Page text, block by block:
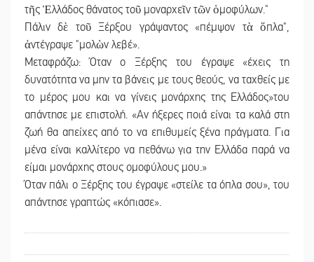
τῆς Ἑλλάδος θάνατος τοῦ μοναρχεῖν τῶν ὁμοφύλων."
Πάλιν δὲ τοῦ Ξέρξου γράψαντος «πέμψον τὰ ὅπλα",
ἀντέγραψε "μολὼν λεβέ».
Μεταφράζω: Όταν ο Ξέρξης του έγραψε «έχεις τη
δυνατότητα να μην τα βάνεις με τους θεούς, να ταχθείς με
το μέρος μου και να γίνεις μονάρχης της Ελλάδος»του
απάντησε με επιστολή. «Αν ήξερες ποιά είναι τα καλά στη
ζωή θα απείχες από το να επιθυμείς ξένα πράγματα. Για
μένα είναι καλλίτερο να πεθάνω για την Ελλάδα παρά να
είμαι μονάρχης στους ομοφύλους μου.»
Όταν πάλι ο Ξέρξης του έγραψε «στείλε τα όπλα σου», του
απάντησε γραπτώς «κόπιασε».